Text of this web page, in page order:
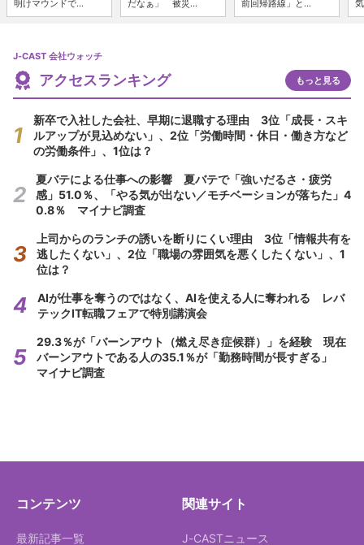
明けマウンドで...
だなぁ」 被災...
前回帰路線」と...
J-CAST 会社ウォッチ
アクセスランキング もっと見る
新卒で入社した会社、早期に退職する理由 3位「成長・スキ
ルアップが見込めない」、2位「労働時間・休日・働き方など
の労働条件」、1位は？
夏バテによる仕事への影響 夏バテで「強いだるさ・疲労
感」51.0％、「やる気が出ない／モチベーションが落ちた」4
0.8％ マイナビ調査
上司からのランチの誘いを断りにくい理由 3位「情報共有を
逃したくない」、2位「職場の雰囲気を悪くしたくない」、1
位は？
AIが仕事を奪うのではなく、AIを使える人に奪われる レバ
テックIT転職フェアで特別講演会
29.3％が「バーンアウト（燃え尽き症候群）」を経験 現在
バーンアウトである人の35.1％が「勤務時間が長すぎる」
マイナビ調査
コンテンツ
最新記事一覧
関連サイト
J-CASTニュース